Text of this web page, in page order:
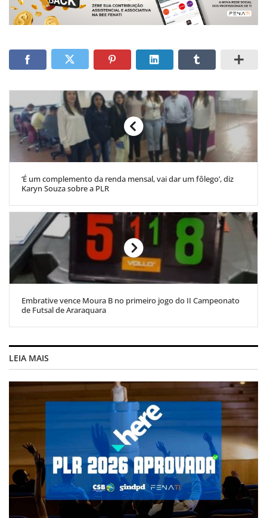
‘É um complemento da renda mensal, vai dar um fôlego’, diz
Karyn Souza sobre a PLR
Embrative vence Moura B no primeiro jogo do II Campeonato
de Futsal de Araraquara
LEIA MAIS